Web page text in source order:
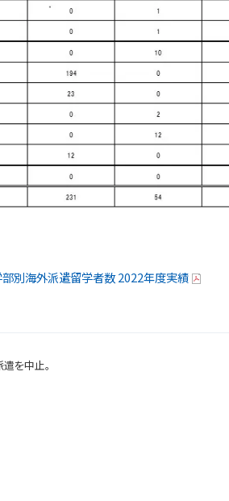
部別海外派遣留学者数 2022年度実績
を中止。